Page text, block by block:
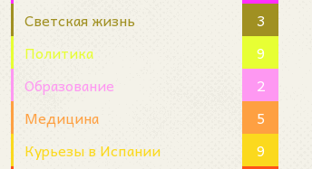
Светская жизнь
3
Политика
9
Образование
2
Медицина
5
Курьезы в Испании
9